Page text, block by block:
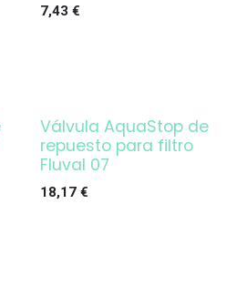
7,43 €
Válvula AquaStop de
repuesto para filtro
Fluval 07
18,17€